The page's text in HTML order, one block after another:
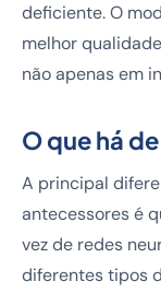
deficiente. O
melhor
não apenas em
O que há
A principal
antecessores é
vez de redes
diferentes tipos